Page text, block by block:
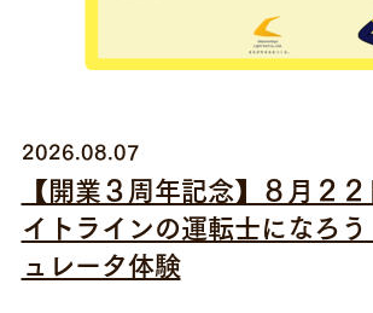
2026.08.07
【開業３周年記念】８月２
イトラインの運転士になろう
ュレータ体験